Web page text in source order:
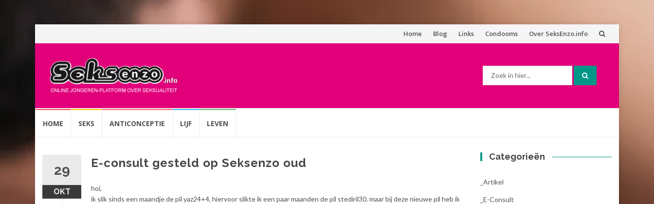
Spring
Home Blog Links Condooms Over SeksEnzo.info
naarHOME SEKS ANTICONCEPTIE LIJF LEVEN
29
OKT
E-consult gesteld op Seksenzo oud
hoi,
ik slik sinds een maandje de pil yaz24+4, hiervoor slikte ik een paar maanden de pil stediril30. maar bij deze nieuwe pil heb ik
Categorieën
_Artikel
_E-Consult